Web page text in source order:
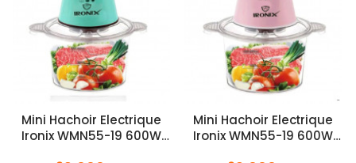
Mini Hachoir Electrique
Ironix WMN55-19 600W
Mini Hachoir Electrique
Ironix WMN55-19 600W